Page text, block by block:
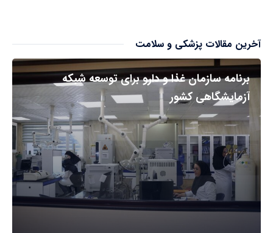
آخرین مقالات پزشکی و سلامت
برنامه سازمان غذا و دارو برای توسعه شبکه
آزمایشگاهی کشور